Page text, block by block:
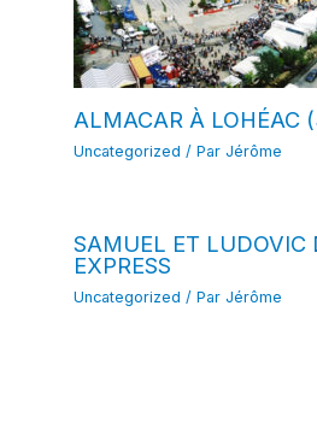
ALMACAR À LOHÉAC
Uncategorized / ParJérôme
SAMUEL ET LUDOVIC
EXPRESS
Uncategorized / ParJérôme